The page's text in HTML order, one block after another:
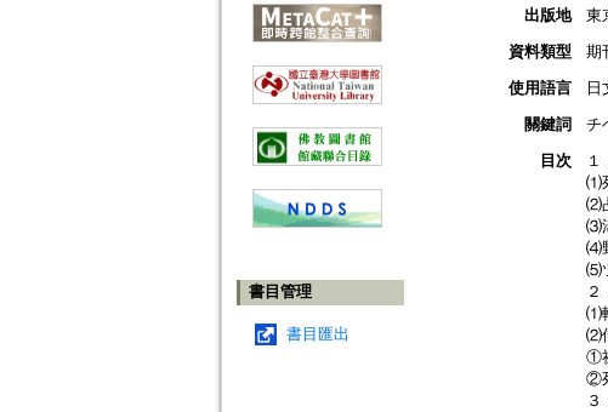
書目管理
書目匯出
出版地
東
資料類型
期
使用語言
日
關鍵詞
チ
目次
⑴
⑵
⑶
⑷
⑸
⑴
⑵
①
②